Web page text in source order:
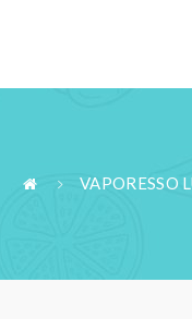
VAPORESSO